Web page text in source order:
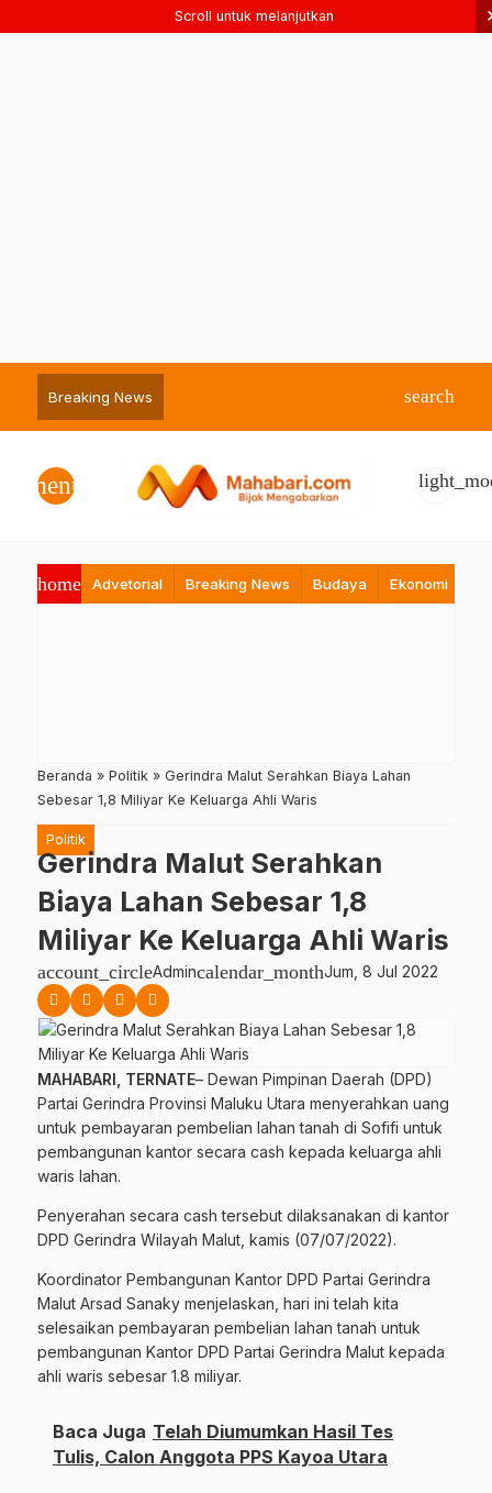
Scroll untuk melanjutkan
Breaking News search
menu
home Advetorial Breaking News Budaya Ekonomi
Beranda » Politik » Gerindra Malut Serahkan Biaya Lahan
Sebesar 1,8 Miliyar Ke Keluarga Ahli Waris
Politik
Gerindra Malut Serahkan
Biaya Lahan Sebesar 1,8
Miliyar Ke Keluarga Ahli Waris
account_circleAdmincalendar_monthJum, 8 Jul 2022
MAHABARI, TERNATE– Dewan Pimpinan Daerah (DPD)
Partai Gerindra Provinsi Maluku Utara menyerahkan uang
untuk pembayaran pembelian lahan tanah di Sofifi untuk
pembangunan kantor secara cash kepada keluarga ahli
waris lahan.
Penyerahan secara cash tersebut dilaksanakan di kantor
DPD Gerindra Wilayah Malut, kamis (07/07/2022).
Koordinator Pembangunan Kantor DPD Partai Gerindra
Malut Arsad Sanaky menjelaskan, hari ini telah kita
selesaikan pembayaran pembelian lahan tanah untuk
pembangunan Kantor DPD Partai Gerindra Malut kepada
ahli waris sebesar 1.8 miliyar.
Baca Juga Telah Diumumkan Hasil Tes
Tulis, Calon Anggota PPS Kayoa Utara